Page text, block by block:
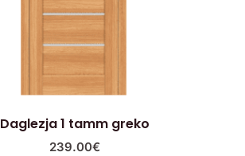
Daglezja 1 tamm greko
239.00€